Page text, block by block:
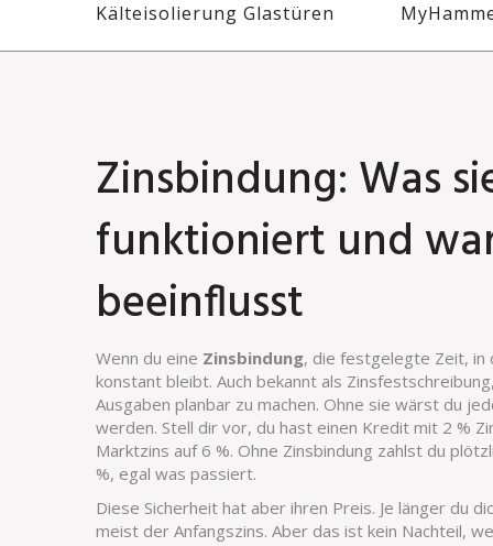
Kälteisolierung Glastüren
Zinsbindung: Was
funktioniert und
beeinflusst
Wenn du eine Zinsbindung, die festgelegte Zeit, in
konstant bleibt. Auch bekannt als Zinsfestschreibung
Ausgaben planbar zu machen. Ohne sie wärst du
werden. Stell dir vor, du hast einen Kredit mit 2 %
Marktzins auf 6 %. Ohne Zinsbindung zahlst du
%, egal was passiert.
Diese Sicherheit hat aber ihren Preis. Je länger du
meist der Anfangszins. Aber das ist kein Nachteil,